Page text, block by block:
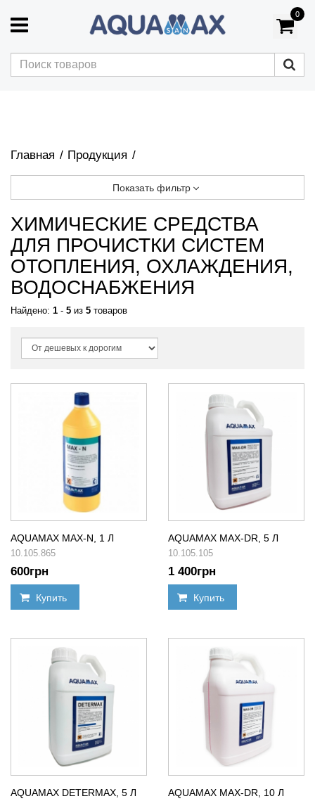
0
Главная Продукция
Показать фильтр
ХИМИЧЕСКИЕ СРЕДСТВА
ДЛЯ ПРОЧИСТКИ СИСТЕМ
ОТОПЛЕНИЯ, ОХЛАЖДЕНИЯ,
ВОДОСНАБЖЕНИЯ
Найдено: 1 - 5 из 5 товаров
AQUAMAX MAX-N, 1 Л
10.105.865
600грн
Купить
AQUAMAX MAX-DR, 5 Л
10.105.105
1 400грн
Купить
AQUAMAX DETERMAX, 5 Л AQUAMAX MAX-DR, 10 Л